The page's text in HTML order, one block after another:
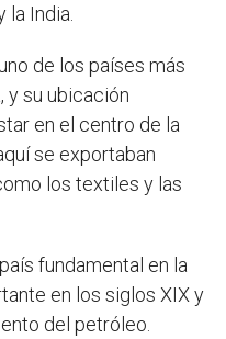
India.
de los países más
y su ubicación
en el centro de la
se exportaban
los textiles y las
fundamental en la
en los siglos XIX y
del petróleo.